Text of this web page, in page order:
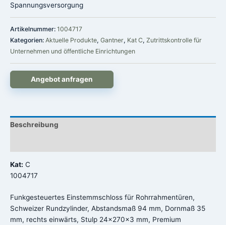
Spannungsversorgung
Artikelnummer: 1004717
Kategorien: Aktuelle Produkte, Gantner, Kat C, Zutrittskontrolle für
Unternehmen und öffentliche Einrichtungen
Angebot anfragen
Beschreibung
Kat: C
1004717
Funkgesteuertes Einstemmschloss für Rohrrahmentüren,
Schweizer Rundzylinder, Abstandsmaß 94 mm, Dornmaß 35
mm, rechts einwärts, Stulp 24x270x3 mm, Premium